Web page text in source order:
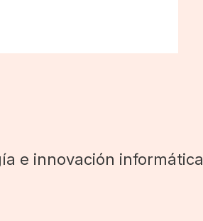
e innovación informática